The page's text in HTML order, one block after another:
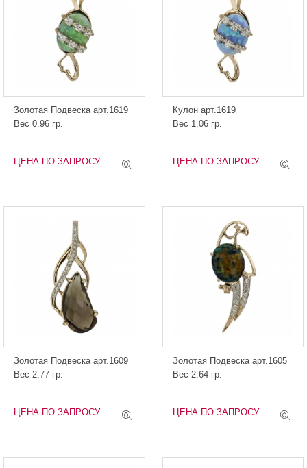
Золотая Подвеска арт.1619
Вес 0.96 гр.
ЦЕНА ПО ЗАПРОСУ
Кулон арт.1619
Вес 1.06 гр.
ЦЕНА ПО ЗАПРОСУ
Золотая Подвеска арт.1609
Вес 2.77 гр.
ЦЕНА ПО ЗАПРОСУ
Золотая Подвеска арт.1605
Вес 2.64 гр.
ЦЕНА ПО ЗАПРОСУ